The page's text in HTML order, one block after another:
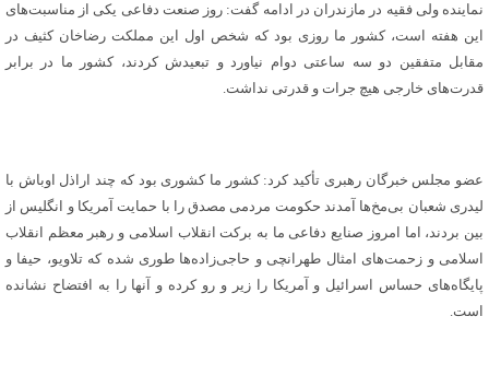
نماینده ولی فقیه در مازندران در ادامه گفت: روز صنعت دفاعی یکی از مناسبت‌های
این هفته است، کشور ما روزی بود که شخص اول این مملکت رضاخان کثیف در
مقابل متفقین دو سه ساعتی دوام نیاورد و تبعیدش کردند، کشور ما در برابر
قدرت‌های خارجی هیچ جرات و قدرتی نداشت.
عضو مجلس خبرگان رهبری تأکید کرد: کشور ما کشوری بود که چند اراذل اوباش با
لیدری شعبان بی‌مخ‌ها آمدند حکومت مردمی مصدق را با حمایت آمریکا و انگلیس از
بین بردند، اما امروز صنایع دفاعی ما به برکت انقلاب اسلامی و رهبر معظم انقلاب
اسلامی و زحمت‌های امثال طهرانچی و حاجی‌زاده‌ها طوری شده که تلاویو، حیفا و
پایگاه‌های حساس اسرائیل و آمریکا را زیر و رو کرده و آنها را به افتضاح نشانده
است.